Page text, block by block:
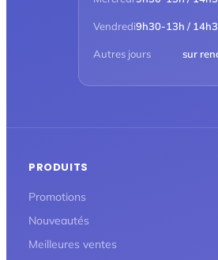
Vendredi9h30-13h /
Autres jours sur
PRODUITS
Promotions
Nouveautés
Meilleures ventes